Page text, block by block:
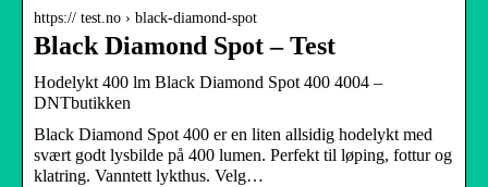
https:// test.no › black-diamond-spot
Black Diamond Spot – Test
Hodelykt 400 lm Black Diamond Spot 400 4004 –
DNTbutikken
Black Diamond Spot 400 er en liten allsidig hodelykt med
svært godt lysbilde på 400 lumen. Perfekt til løping, fottur og
klatring. Vanntett lykthus. Velg…